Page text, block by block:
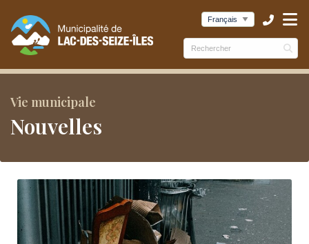
(Municipalité )
(Services )
Vie municipale
Nouvelles